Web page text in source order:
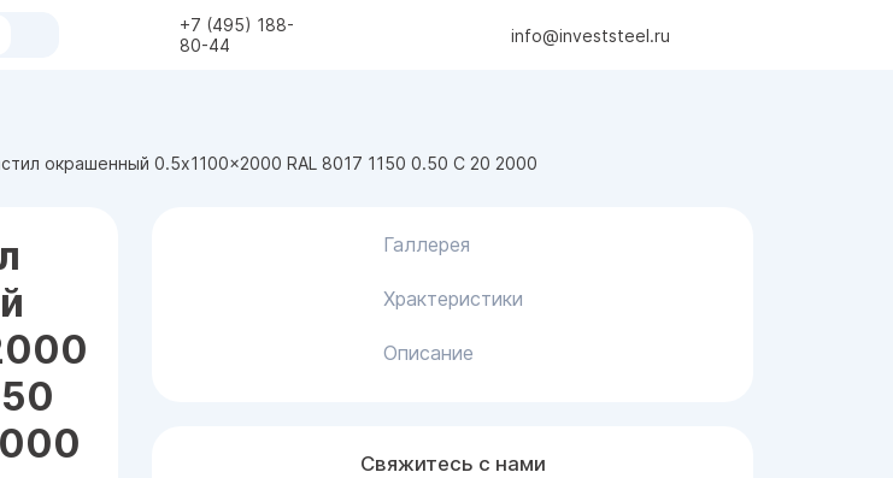
+7 (495) 188-
80-44
info@investsteel.ru
окрашенный 0.5x1100x2000 RAL 8017 1150 0.50 С 20 2000
Галлерея
Храктеристики
Описание
Свяжитесь с нами